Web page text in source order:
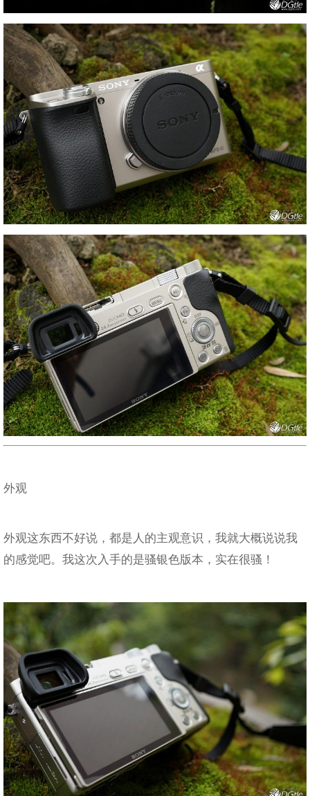
外观
外观这东西不好说，都是人的主观意识，我就大概说说我
的感觉吧。我这次入手的是骚银色版本，实在很骚！